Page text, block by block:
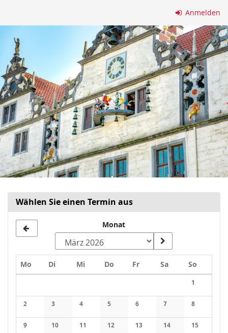
springen
Anmelden
Wählen Sie einen Termin aus
Monat
Mo Montag
DiDienstag
MiMittwoch
Do Donnerstag
FrFreitagSaSamstag
So
1
Keine
2
Keine Veranstaltungen
3
Keine Veranstaltungen
4
Keine Veranstaltungen
5
Keine Veranstaltungen
6
Keine Veranstaltungen
7
Keine
8
Keine
9 10 11 12 13 14 15